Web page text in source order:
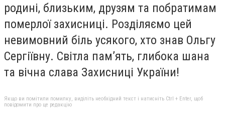
родині, близьким, друзям та побратимам
померлої захисниці. Розділяємо цей
невимовний біль усякого, хто знав Ольгу
Сергіївну. Світла пам’ять, глибока шана
та вічна слава Захисниці України!
Якщо ви помітили помилку, виділіть необхідний текст і натисніть Ctrl + Enter, щоб
повідомити про це редакцію